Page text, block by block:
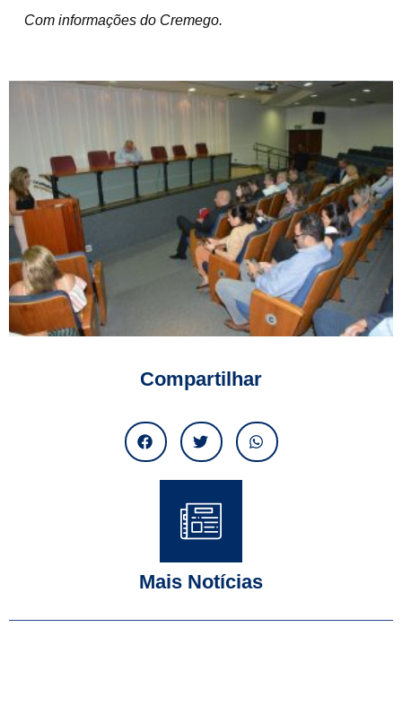
Com informações do Cremego.
Compartilhar
Mais Notícias